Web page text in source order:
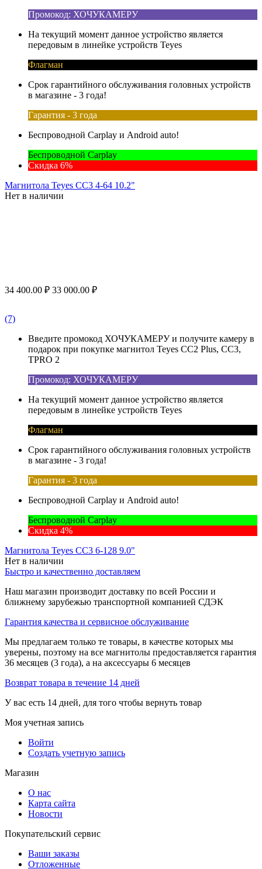
Промокод: ХОЧУКАМЕРУ
На текущий момент данное устройство является
передовым в линейке устройств Teyes
Флагман
Срок гарантийного обслуживания головных устройств
в магазине - 3 года!
Гарантия - 3 года
Беспроводной Carplay и Android auto!
Беспроводной Carplay
Скидка 6%
Магнитола Teyes CC3 4-64 10.2"
Нет в наличии
34 400.00 ₽ 33 000.00 ₽
(7)
Введите промокод ХОЧУКАМЕРУ и получите камеру в
подарок при покупке магнитол Teyes CC2 Plus, CC3,
TPRO 2
Промокод: ХОЧУКАМЕРУ
На текущий момент данное устройство является
передовым в линейке устройств Teyes
Флагман
Срок гарантийного обслуживания головных устройств
в магазине - 3 года!
Гарантия - 3 года
Беспроводной Carplay и Android auto!
Беспроводной Carplay
Скидка 4%
Магнитола Teyes CC3 6-128 9.0"
Нет в наличии
Быстро и качественно доставляем
Наш магазин производит доставку по всей России и
ближнему зарубежью транспортной компанией СДЭК
Гарантия качества и сервисное обслуживание
Мы предлагаем только те товары, в качестве которых мы
уверены, поэтому на все магнитолы предоставляется гарантия
36 месяцев (3 года), а на аксессуары 6 месяцев
Возврат товара в течение 14 дней
У вас есть 14 дней, для того чтобы вернуть товар
Моя учетная запись
Войти
Создать учетную запись
Магазин
О нас
Карта сайта
Новости
Покупательский сервис
Ваши заказы
Отложенные